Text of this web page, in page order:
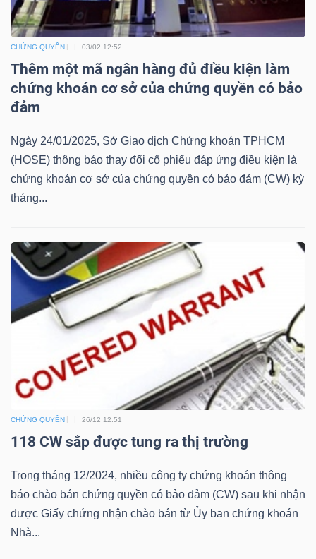
CHỨNG QUYỀN 03/02 12:52
Thêm một mã ngân hàng đủ điều kiện làm
chứng khoán cơ sở của chứng quyền có bảo
đảm
Ngày 24/01/2025, Sở Giao dịch Chứng khoán TPHCM
(HOSE) thông báo thay đổi cổ phiếu đáp ứng điều kiện là
chứng khoán cơ sở của chứng quyền có bảo đảm (CW) kỳ
tháng...
CHỨNG QUYỀN 26/12 12:51
118 CW sắp được tung ra thị trường
Trong tháng 12/2024, nhiều công ty chứng khoán thông
báo chào bán chứng quyền có bảo đảm (CW) sau khi nhận
được Giấy chứng nhận chào bán từ Ủy ban chứng khoán
Nhà...
Tất cả Cổ phiếu Chỉ số Chứng chỉ quỹ
Lãnh
đạo
(-)
Tất cả Người nội bộ Người liên quan Cổ đông lớn
Tin
tức
Bài
viết
của
Báo
cáo
tích
(-)
Thuật